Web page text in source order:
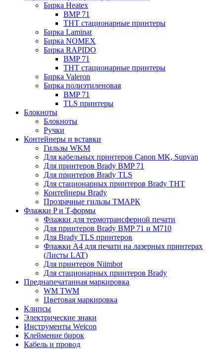
Бирка Heatex
BMP 71
THT стационарные принтеры
Бирка Laminat
Бирка NOMEX
Бирка RAPIDO
BMP 71
THT стационарные принтеры
Бирка Valeron
Бирка полиэтиленовая
BMP 71
TLS принтеры
Блокноты
Блокноты
Ручки
Контейнеры и вставки
Гильзы WKM
Для кабельных принтеров Canon MK, Supvan
Для принтеров Brady BMP 71
Для принтеров Brady TLS
Для стационарных принтеров Brady THT
Контейнеры Brady
Прозрачные гильзы ТМАРК
Флажки P и T-формы
Флажки для термотрансферной печати
Для принтеров Brady BMP 71 и M710
Для Brady TLS принтеров
Флажки A4 для печати на лазерных принтерах
(Листы LAT)
Для принтеров Niimbot
Для стационарных принтеров Brady
Преднапечатанная маркировка
WM TWM
Цветовая маркировка
Клипсы
Электрические знаки
Инструменты Weicon
Клеймение бирок
Кабель и провод